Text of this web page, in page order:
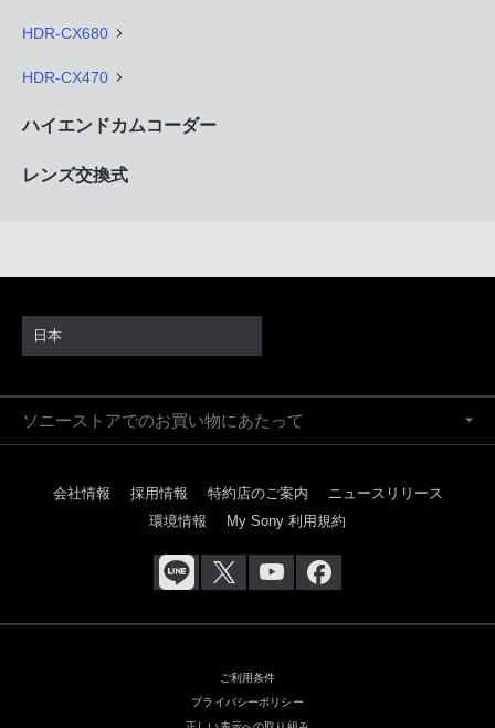
HDR-CX680
HDR-CX470
ハイエンドカムコーダー
レンズ交換式
日本
ソニーストアでのお買い物にあたって
会社情報 採用情報 特約店のご案内
ニュースリリース
環境情報
My Sony 利用規約
ご利用条件
プライバシーポリシー